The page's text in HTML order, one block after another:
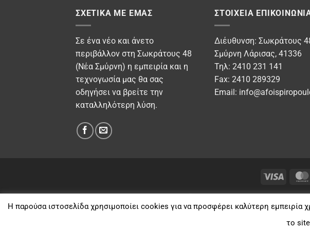
ΣΧΕΤΙΚΆ ΜΕ ΕΜΆΣ
Σε ένα νέο και άνετο
περιβάλλον στη Σωκράτους 48
(Νέα Σμύρνη) η εμπειρία και η
τεχνογωσία μας θα σας
οδηγήσει να βρείτε την
καταλληλότερη λύση.
ΣΤΟΙΧΕΊΑ
Διέυθυνση: Σωκράτους
Σμύρνη Λάρισας, 41336
Τηλ: 2410 231 141
Fax: 2410 289329
Email:
2026 © •Aφοι Σπυρόπουλοι Ο.Ε. • Λύσεις για το
Κατασκευή
Η παρούσα ιστοσελίδα χρησιμοποίει cookies για να προσφέρει καλύτερη
το